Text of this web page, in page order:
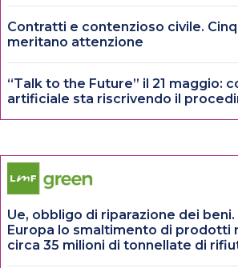
Contratti e contenzioso civile.
meritano attenzione
“Talk to the Future” il 21 maggio:
artificiale sta riscrivendo il
Ue, obbligo di riparazione dei beni.
Europa lo smaltimento di prodotti
circa 35 milioni di tonnellate di